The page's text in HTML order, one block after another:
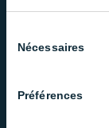
duNécessaires
Préférences